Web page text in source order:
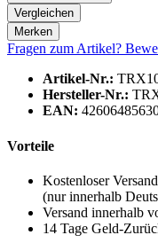
Vergleichen
Merken
Fragen zum Artikel?
Artikel-Nr.:
Hersteller-Nr.:
EAN:
Vorteile
Kostenloser
(nur innerhalb
Versand innerhalb
14 Tage Geld-